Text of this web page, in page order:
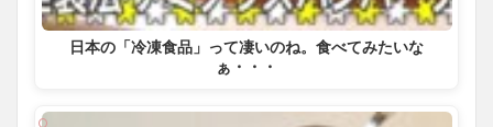
日本の「冷凍食品」って凄いのね。食べてみたいな
ぁ・・・